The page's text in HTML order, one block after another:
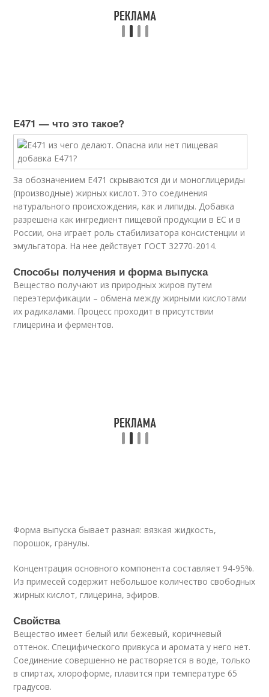
Е471 — что это такое?
За обозначением Е471 скрываются ди и моноглицериды
(производные) жирных кислот. Это соединения
натурального происхождения, как и липиды. Добавка
разрешена как ингредиент пищевой продукции в ЕС и в
России, она играет роль стабилизатора консистенции и
эмульгатора. На нее действует ГОСТ 32770-2014.
Способы получения и форма выпуска
Вещество получают из природных жиров путем
переэтерификации – обмена между жирными кислотами
их радикалами. Процесс проходит в присутствии
глицерина и ферментов.
Форма выпуска бывает разная: вязкая жидкость,
порошок, гранулы.
Концентрация основного компонента составляет 94-95%.
Из примесей содержит небольшое количество свободных
жирных кислот, глицерина, эфиров.
Свойства
Вещество имеет белый или бежевый, коричневый
оттенок. Специфического привкуса и аромата у него нет.
Соединение совершенно не растворяется в воде, только
в спиртах, хлороформе, плавится при температуре 65
градусов.